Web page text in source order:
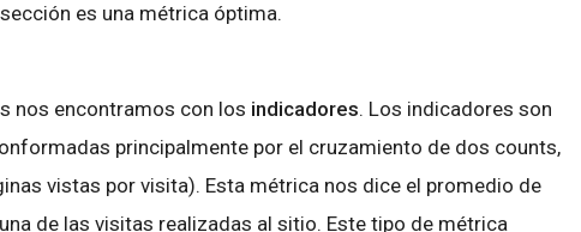
es una métrica óptima.
nos encontramos con los indicadores. Los indicadores son
principalmente por el cruzamiento de dos counts,
vistas por visita). Esta métrica nos dice el promedio de
de las visitas realizadas al sitio. Este tipo de métrica